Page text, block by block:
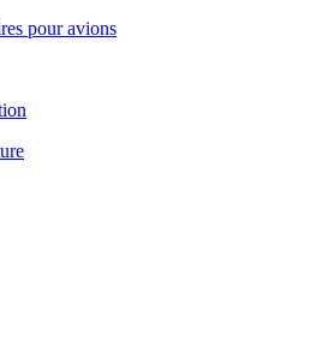
pour avions